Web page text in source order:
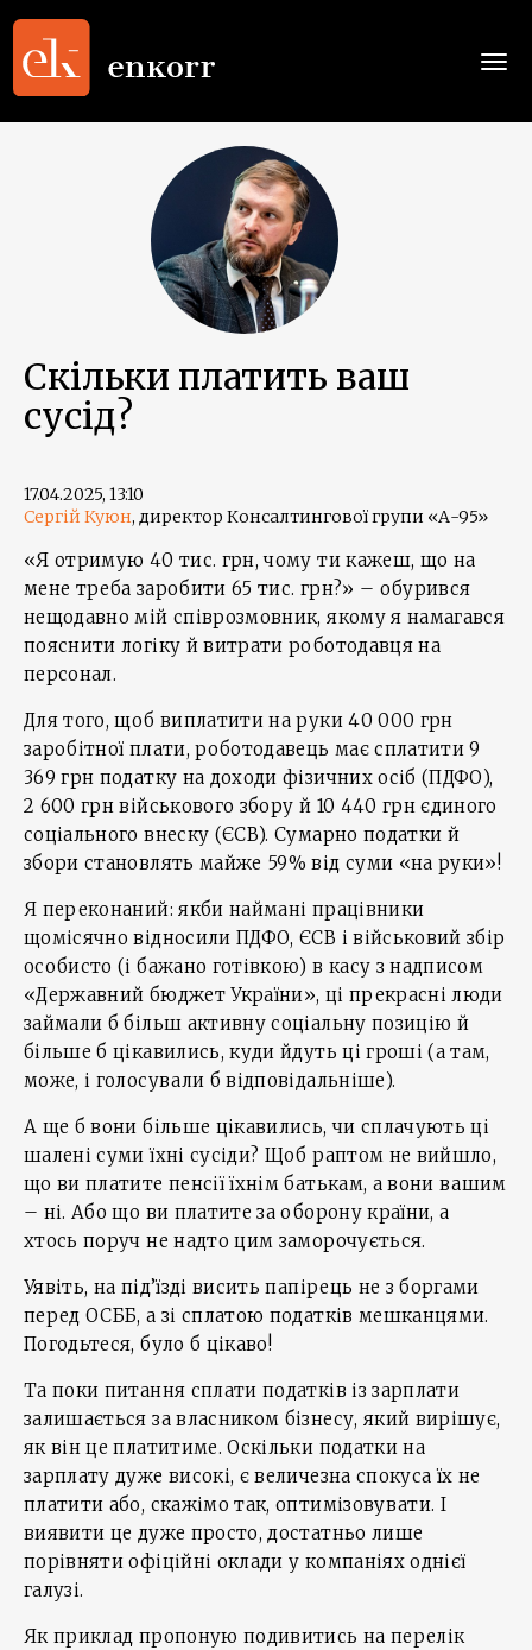
Скільки платить ваш
сусід?
17.04.2025, 13:10
Сергій Куюн, директор Консалтингової групи «А-95»
«Я отримую 40 тис. грн, чому ти кажеш, що на
мене треба заробити 65 тис. грн?» – обурився
нещодавно мій співрозмовник, якому я намагався
пояснити логіку й витрати роботодавця на
персонал.
Для того, щоб виплатити на руки 40 000 грн
заробітної плати, роботодавець має сплатити 9
369 грн податку на доходи фізичних осіб (ПДФО),
2 600 грн військового збору й 10 440 грн єдиного
соціального внеску (ЄСВ). Сумарно податки й
збори становлять майже 59% від суми «на руки»!
Я переконаний: якби наймані працівники
щомісячно відносили ПДФО, ЄСВ і військовий збір
особисто (і бажано готівкою) в касу з надписом
«Державний бюджет України», ці прекрасні люди
займали б більш активну соціальну позицію й
більше б цікавились, куди йдуть ці гроші (а там,
може, і голосували б відповідальніше).
А ще б вони більше цікавились, чи сплачують ці
шалені суми їхні сусіди? Щоб раптом не вийшло,
що ви платите пенсії їхнім батькам, а вони вашим
– ні. Або що ви платите за оборону країни, а
хтось поруч не надто цим заморочується.
Уявіть, на під’їзді висить папірець не з боргами
перед ОСББ, а зі сплатою податків мешканцями.
Погодьтеся, було б цікаво!
Та поки питання сплати податків із зарплати
залишається за власником бізнесу, який вирішує,
як він це платитиме. Оскільки податки на
зарплату дуже високі, є величезна спокуса їх не
платити або, скажімо так, оптимізовувати. І
виявити це дуже просто, достатньо лише
порівняти офіційні оклади у компаніях однієї
галузі.
Як приклад пропоную подивитись на перелік